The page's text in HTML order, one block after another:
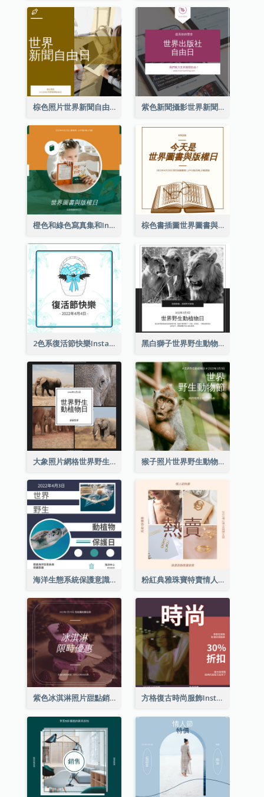
棕色照片世界新聞自由日Instagram帖子 紫色新聞攝影世界新聞自由日Instagram帖子
橙色和綠色寫真集和Instagram版權日 棕色書插圖世界圖書與版權日Instagram帖子
2色系復活節快樂Instagram帖子 黑白獅子世界野生動物日Instagram帖子
大象照片網格世界野生動物日Instagram帖子 猴子照片世界野生動物日Instagram帖子
海洋生態系統保護意識Instagram帖子 粉紅典雅珠寶特賣情人節Instagram帖子
紫色冰淇淋照片甜點銷售Instagram帖子 方格復古時尚服飾Instagram帖子